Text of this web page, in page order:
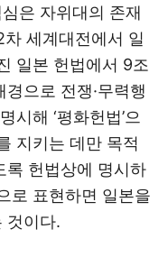
은 자위대의 존재
세계대전에서 일
일본 헌법에서 9조
으로 전쟁·무력행
시해 ‘평화헌법’으
지키는 데만 목적
록 헌법상에 명시하
로 표현하면 일본을
것이다.